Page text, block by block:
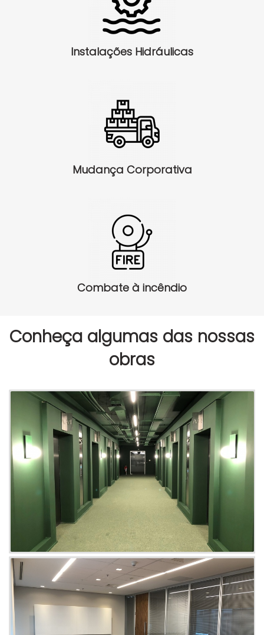
Instalações Hidráulicas
Mudança Corporativa
Combate à incêndio
Conheça algumas das nossas
obras